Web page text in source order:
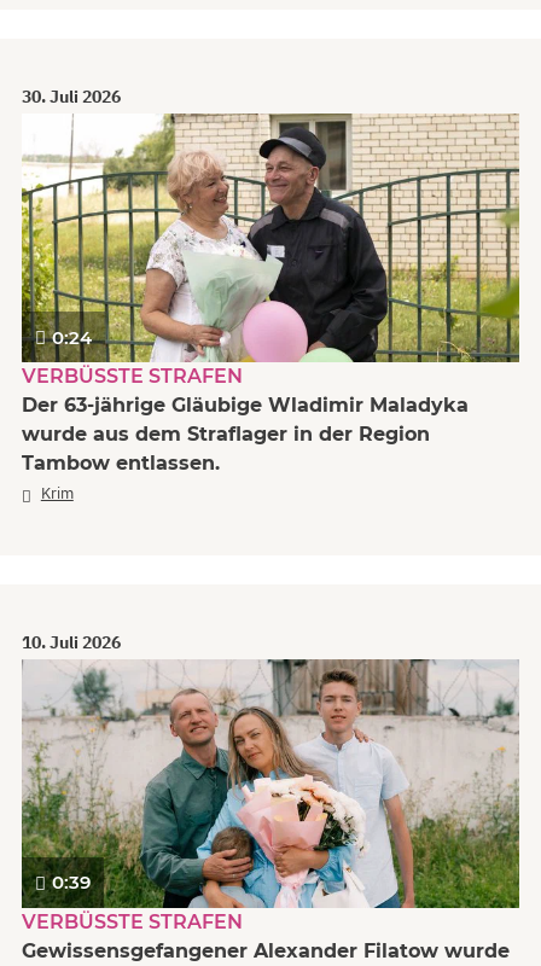
30. Juli 2026
0:24
VERBÜSSTE STRAFEN
Der 63-jährige Gläubige Wladimir Maladyka
wurde aus dem Straflager in der Region
Tambow entlassen.
Krim
10. Juli 2026
0:39
VERBÜSSTE STRAFEN
Gewissensgefangener Alexander Filatow wurde